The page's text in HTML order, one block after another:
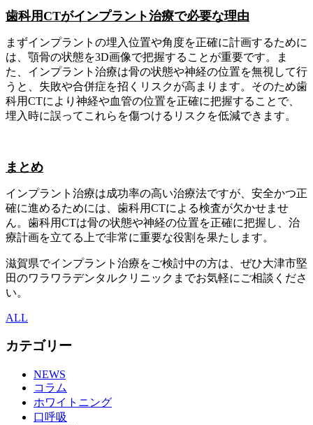
歯科用CTがインプラント治療で必要な理由
まずインプラントの埋入位置や角度を正確に計画するために
は、顎骨の状態を3D画像で把握することが重要です。ま
た、インプラント治療は骨の状態や神経の位置を無視して行
うと、失敗や合併症を招くリスクが高まります。そのため歯
科用CTにより神経や血管の位置を正確に把握することで、
埋入時に誤ってこれらを傷つけるリスクを低減できます。
まとめ
インプラント治療は成功率の高い治療法ですが、安全かつ正
確に進めるためには、歯科用CTによる検査が欠かせませ
ん。歯科用CTは骨の状態や神経の位置を正確に把握し、治
療計画を立てる上で非常に重要な役割を果たします。
滋賀県でインプラント治療をご検討中の方は、ぜひ大津市堅
田のワラワラデンタルクリニックまでお気軽にご相談くださ
い。
ALL
カテゴリー
NEWS
コラム
ホワイトニング
口呼吸